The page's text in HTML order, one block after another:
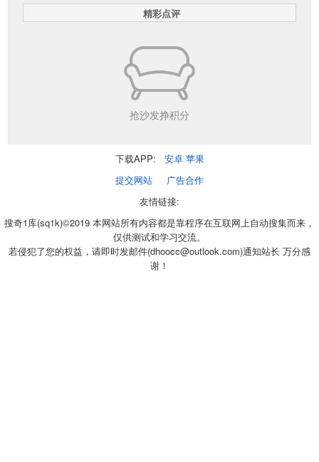
精彩点评
抢沙发挣积分
下载APP: 安卓 苹果
提交网站
广告合作
友情链接:
搜奇1库(sq1k)©2019 本网站所有内容都是靠程序在互联网上自动搜集而来，
仅供测试和学习交流。
若侵犯了您的权益，请即时发邮件(dhoocc@outlook.com)通知站长 万分感
谢！